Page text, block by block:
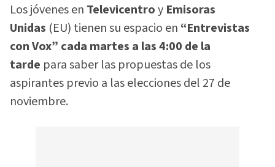
Los jóvenes en Televicentroy Emisoras
Unidas (EU) tienen su espacio en “Entrevistas
con Vox” cada martes a las 4:00 de la
tarde para saber las propuestas de los
aspirantes previo a las elecciones del 27 de
noviembre.